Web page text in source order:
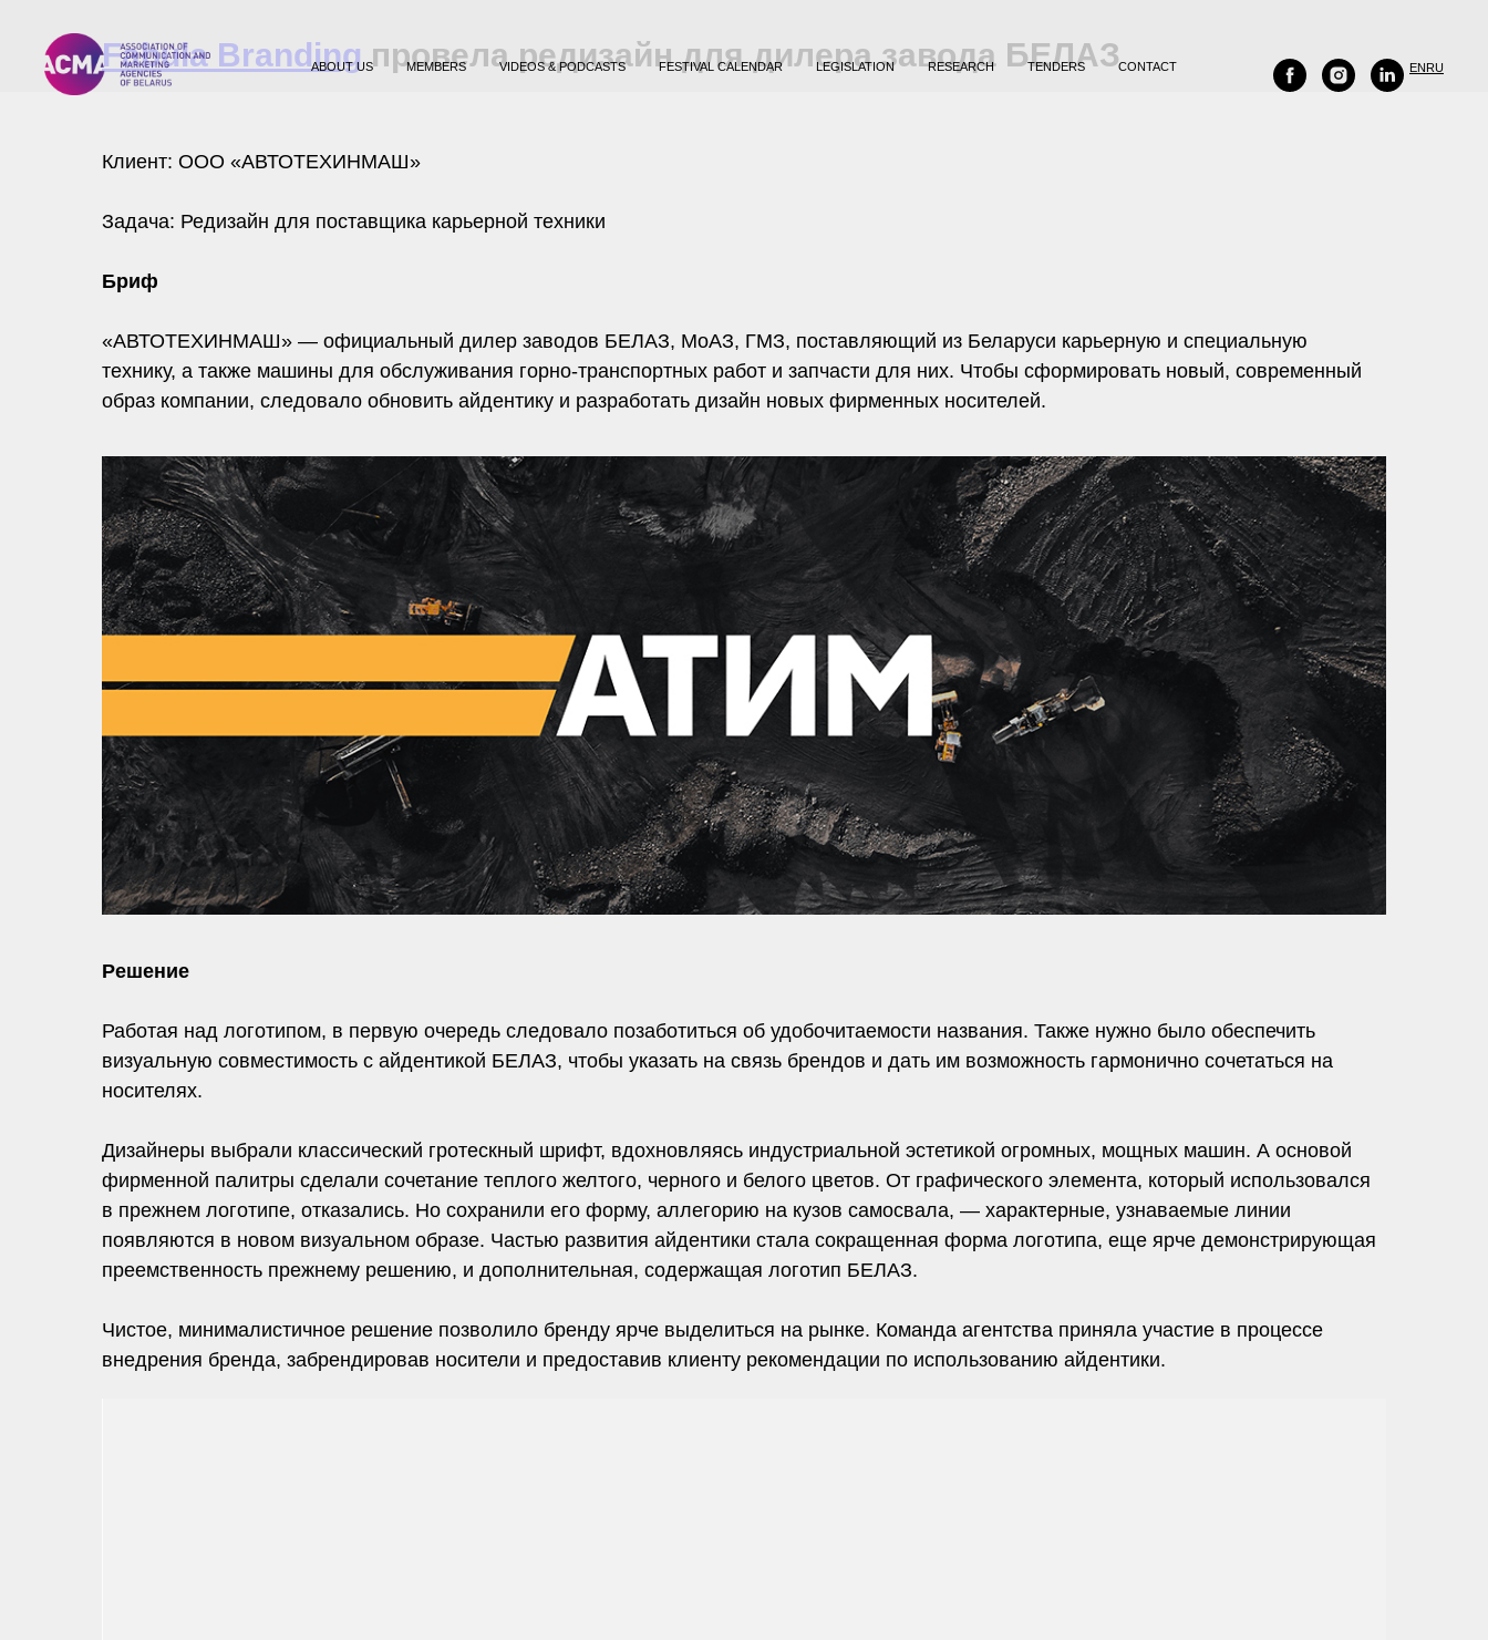
ABOUT US MEMBERS VIDEOS & PODCASTS FESTIVAL CALENDAR LEGISLATION RESEARCH TENDERS CONTACT ENRU
Fabula Brandingпровела редизайн для дилера завода БЕЛАЗ
Клиент: ООО «АВТОТЕХИНМАШ»
Задача: Редизайн для поставщика карьерной техники
Бриф
«АВТОТЕХИНМАШ» — официальный дилер заводов БЕЛАЗ, МоАЗ, ГМЗ, поставляющий из Беларуси карьерную и специальную
технику, а также машины для обслуживания горно-транспортных работ и запчасти для них. Чтобы сформировать новый, современный
образ компании, следовало обновить айдентику и разработать дизайн новых фирменных носителей.
Решение
Работая над логотипом, в первую очередь следовало позаботиться об удобочитаемости названия. Также нужно было обеспечить
визуальную совместимость с айдентикой БЕЛАЗ, чтобы указать на связь брендов и дать им возможность гармонично сочетаться на
носителях.
Дизайнеры выбрали классический гротескный шрифт, вдохновляясь индустриальной эстетикой огромных, мощных машин. А основой
фирменной палитры сделали сочетание теплого желтого, черного и белого цветов. От графического элемента, который использовался
в прежнем логотипе, отказались. Но сохранили его форму, аллегорию на кузов самосвала, — характерные, узнаваемые линии
появляются в новом визуальном образе. Частью развития айдентики стала сокращенная форма логотипа, еще ярче демонстрирующая
преемственность прежнему решению, и дополнительная, содержащая логотип БЕЛАЗ.
Чистое, минималистичное решение позволило бренду ярче выделиться на рынке. Команда агентства приняла участие в процессе
внедрения бренда, забрендировав носители и предоставив клиенту рекомендации по использованию айдентики.